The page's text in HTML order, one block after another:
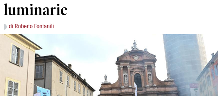
luminarie
di Roberto Fontanili